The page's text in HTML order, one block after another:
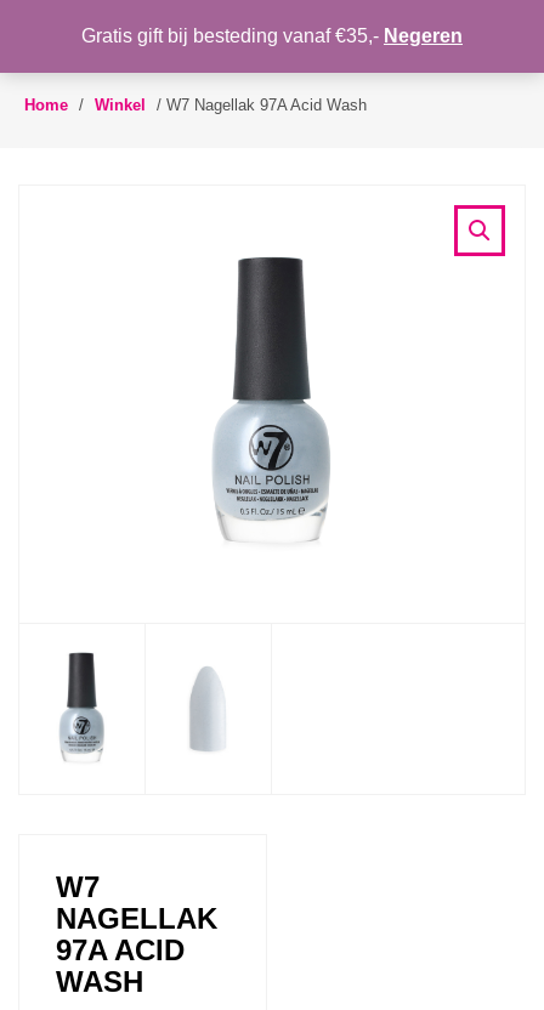
Toggle
WENSLIJST
Home / Winkel / W7 Nagellak 97A Acid Wash
W7
NAGELLAK
97A ACID
WASH
Gratis gift bij besteding vanaf €35,- Negeren